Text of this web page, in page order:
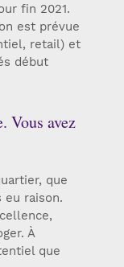
fin 2021.
est prévue
retail) et
début
Vous avez
que
raison.
À
que